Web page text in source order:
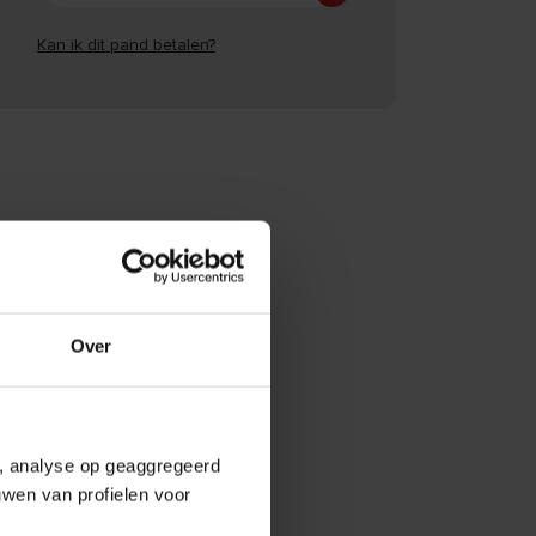
Over
op geaggregeerd
van profielen voor
Kan ik dit pand betalen?